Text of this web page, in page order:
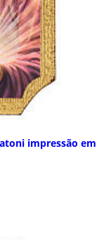
impressão em